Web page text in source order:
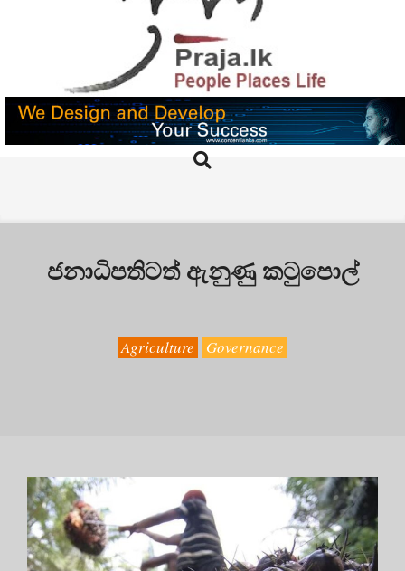
PRAJA.LK
Search
ජනාධිපතිටත් ඇනුණු කටුපොල්
Agriculture Governance